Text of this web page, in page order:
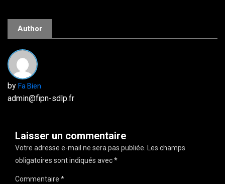
Author
by Fa Bien
admin@fipn-sdlp.fr
Laisser un commentaire
Votre adresse e-mail ne sera pas publiée. Les champs
obligatoires sont indiqués avec*
Commentaire *